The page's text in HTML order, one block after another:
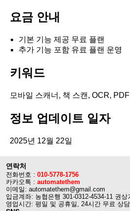
요금 안내
기본 기능 제공 무료 플랜
추가 기능 포함 유료 플랜 운영
키워드
모바일 스캐너, 책 스캔, OCR,
정보 업데이트 일자
2025년 12월 22일
연락처
전화번호 : 010-5778-1756
카카오톡 : automatethem
이메일: automatethem@gmail.com
입금계좌: 농협은행 301-0312-4534-11 권상
영업시간: 평일 및 공휴일, 24시간 무료 상담